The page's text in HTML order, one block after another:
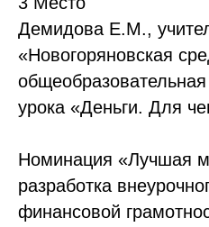
Демидова Е.М.,
«Новогоряновская
урока «Деньги. Для
Номинация «Лучшая
разработка
финансовой